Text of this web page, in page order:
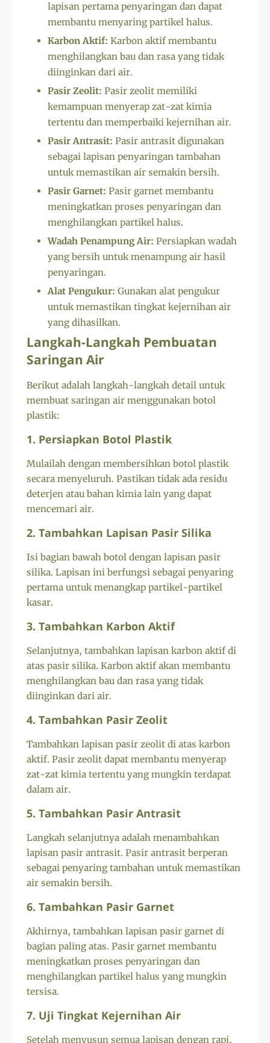
lapisan pertama penyaringan dan dapat
membantu menyaring partikel halus.
Karbon Aktif: Karbon aktif membantu
menghilangkan bau dan rasa yang tidak
diinginkan dari air.
Pasir Zeolit: Pasir zeolit memiliki
kemampuan menyerap zat-zat kimia
tertentu dan memperbaiki kejernihan air.
Pasir Antrasit: Pasir antrasit digunakan
sebagai lapisan penyaringan tambahan
untuk memastikan air semakin bersih.
Pasir Garnet: Pasir garnet membantu
meningkatkan proses penyaringan dan
menghilangkan partikel halus.
Wadah Penampung Air: Persiapkan wadah
yang bersih untuk menampung air hasil
penyaringan.
Alat Pengukur: Gunakan alat pengukur
untuk memastikan tingkat kejernihan air
yang dihasilkan.
Langkah-Langkah Pembuatan
Saringan Air
Berikut adalah langkah-langkah detail untuk
membuat saringan air menggunakan botol
plastik:
1. Persiapkan Botol Plastik
Mulailah dengan membersihkan botol plastik
secara menyeluruh. Pastikan tidak ada residu
deterjen atau bahan kimia lain yang dapat
mencemari air.
2. Tambahkan Lapisan Pasir Silika
Isi bagian bawah botol dengan lapisan pasir
silika. Lapisan ini berfungsi sebagai penyaring
pertama untuk menangkap partikel-partikel
kasar.
3. Tambahkan Karbon Aktif
Selanjutnya, tambahkan lapisan karbon aktif di
atas pasir silika. Karbon aktif akan membantu
menghilangkan bau dan rasa yang tidak
diinginkan dari air.
4. Tambahkan Pasir Zeolit
Tambahkan lapisan pasir zeolit di atas karbon
aktif. Pasir zeolit dapat membantu menyerap
zat-zat kimia tertentu yang mungkin terdapat
dalam air.
5. Tambahkan Pasir Antrasit
Langkah selanjutnya adalah menambahkan
lapisan pasir antrasit. Pasir antrasit berperan
sebagai penyaring tambahan untuk memastikan
air semakin bersih.
6. Tambahkan Pasir Garnet
Akhirnya, tambahkan lapisan pasir garnet di
bagian paling atas. Pasir garnet membantu
meningkatkan proses penyaringan dan
menghilangkan partikel halus yang mungkin
tersisa.
7. Uji Tingkat Kejernihan Air
Setelah menyusun semua lapisan dengan rapi,